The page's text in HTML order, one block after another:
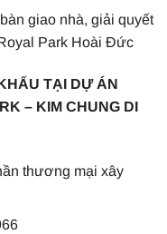
giao nhà, giải quyết
Park Hoài Đức
TẠI DỰ ÁN
– KIM CHUNG DI
thương mại xây